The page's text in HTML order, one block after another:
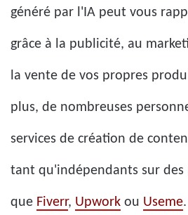
généré par l'IA peut vous
grâce à la publicité, au
la vente de vos propres
plus, de nombreuses
services de création de
tant qu'indépendants sur
que Fiverr, Upwork ou Useme